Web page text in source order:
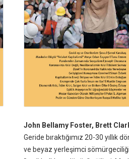
John Bellamy Foster, Brett
Geride bıraktığımız 20-30 yıllık
ve beyaz yerleşimci